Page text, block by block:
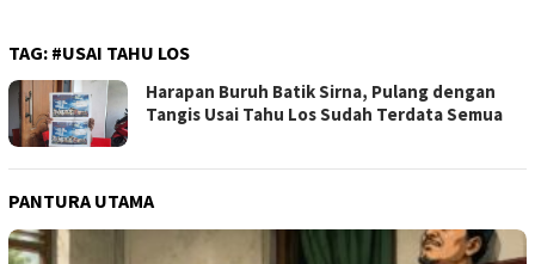
TAG: #USAI TAHU LOS
Harapan Buruh Batik Sirna, Pulang dengan
Tangis Usai Tahu Los Sudah Terdata Semua
PANTURA UTAMA